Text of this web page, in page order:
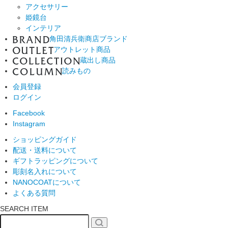
アクセサリー
姫鏡台
インテリア
角田清兵衛商店ブランド
アウトレット商品
蔵出し商品
読みもの
会員登録
ログイン
Facebook
Instagram
ショッピングガイド
配送・送料について
ギフトラッピングについて
彫刻名入れについて
NANOCOATについて
よくある質問
SEARCH ITEM